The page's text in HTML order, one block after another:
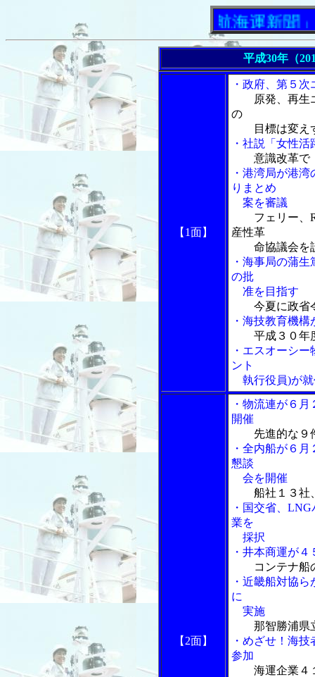
「内航海運新聞」ニュ
平成30年（
【1面】
・政府、第５
原発、再生
の
目標は変え
・社説「女性
意識改革で
・港湾局が港
りまとめ
案を審議
フェリー、
産性革
命協議会を
・海事局の蒲
の批
准を目指す
今夏に政省
・海技教育機
平成３０年
・エスオーシ
ント
執行役員)が就
【2面】
・物流連が６
開催
先進的な９
・全内船が６
懇談
会を開催
船社１３社
・国交省、
業を
採択
・井本商運が
コンテナ船
・近畿船対協
に
実施
那智勝浦県
・めざせ！海
参加
海運企業４